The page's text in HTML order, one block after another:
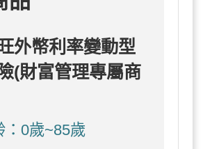
外幣利率變動型
(財富管理專屬商
：0歲~85歲